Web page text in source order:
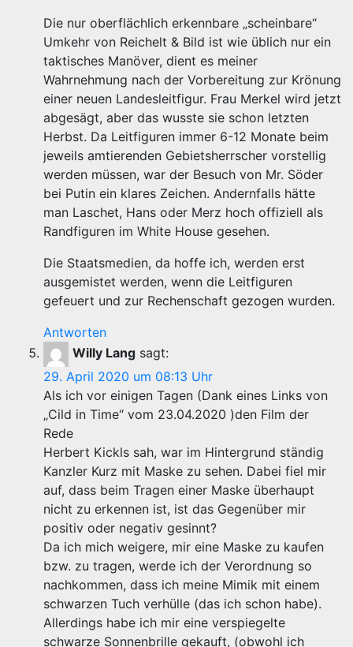
Die nur oberflächlich erkennbare „scheinbare“
Umkehr von Reichelt & Bild ist wie üblich nur ein
taktisches Manöver, dient es meiner
Wahrnehmung nach der Vorbereitung zur Krönung
einer neuen Landesleitfigur. Frau Merkel wird jetzt
abgesägt, aber das wusste sie schon letzten
Herbst. Da Leitfiguren immer 6-12 Monate beim
jeweils amtierenden Gebietsherrscher vorstellig
werden müssen, war der Besuch von Mr. Söder
bei Putin ein klares Zeichen. Andernfalls hätte
man Laschet, Hans oder Merz hoch offiziell als
Randfiguren im White House gesehen.
Die Staatsmedien, da hoffe ich, werden erst
ausgemistet werden, wenn die Leitfiguren
gefeuert und zur Rechenschaft gezogen wurden.
Antworten
Willy Lang sagt:
29. April 2020 um 08:13 Uhr
Als ich vor einigen Tagen (Dank eines Links von
„Cild in Time“ vom 23.04.2020 )den Film der
Rede
Herbert Kickls sah, war im Hintergrund ständig
Kanzler Kurz mit Maske zu sehen. Dabei fiel mir
auf, dass beim Tragen einer Maske überhaupt
nicht zu erkennen ist, ist das Gegenüber mir
positiv oder negativ gesinnt?
Da ich mich weigere, mir eine Maske zu kaufen
bzw. zu tragen, werde ich der Verordnung so
nachkommen, dass ich meine Mimik mit einem
schwarzen Tuch verhülle (das ich schon habe).
Allerdings habe ich mir eine verspiegelte
schwarze Sonnenbrille gekauft, (obwohl ich